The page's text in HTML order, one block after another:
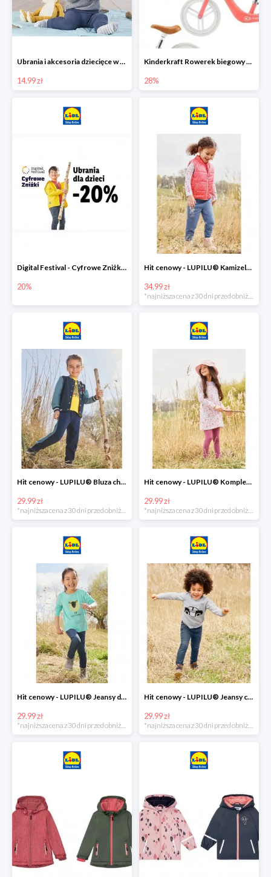
Ubrania i akcesoria dziecięce w Lidlu Online od 14,99 zł
14.99 zł
Kinderkraft Rowerek biegowy Fly
28%
Digital Festival - Cyfrowe Zniżki Ubrania dla dzieci w Lidlu -20%
20%
Hit cenowy - LUPILU® Kamizelka pikowana dziewczęca
34.99 zł
Hit cenowy - LUPILU® Bluza chłopięca w stylu college
29.99 zł
*najniższa cena z 30 dni przed obniżką
Hit cenowy - LUPILU® Komplet dziewczęcy (sukienka + legginsy)
29.99 zł
*najniższa cena z 30 dni przed obniżką
Hit cenowy - LUPILU® Jeansy dziewczęce slim fit
29.99 zł
Hit cenowy - LUPILU® Jeansy chłopięce slim fit
29.99 zł